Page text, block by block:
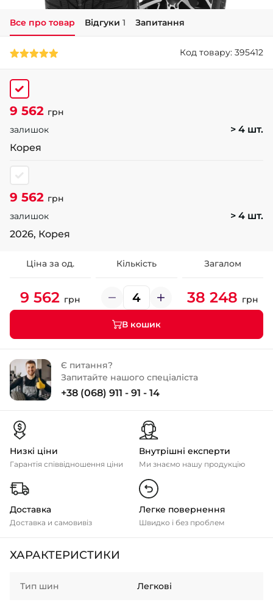
+38 (050)-911-911-2
+38 (099)-643-33-77
Все про товар Відгуки 1 Запитання
Код товару: 395412
9 562 грн
залишок
> 4 шт.
Корея
9 562 грн
залишок
> 4 шт.
2026, Корея
Ціна за од. Кількість Загалом
9 562 грн 38 248 грн
В кошик
Є питання?
Запитайте нашого спеціаліста
+38 (068) 911 - 91 - 14
Низкі ціни
Гарантія співвідношення ціни
Внутрішні експерти
Ми знаємо нашу продукцію
Доставка
Доставка и самовивіз
Легке повернення
Швидко і без проблем
ХАРАКТЕРИСТИКИ
Тип шин Легкові